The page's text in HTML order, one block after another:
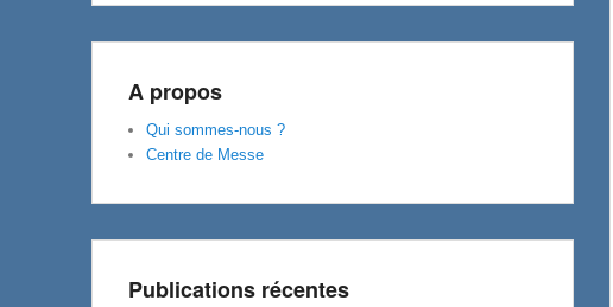
A propos
Qui sommes-nous ?
Centre de Messe
Publications récentes